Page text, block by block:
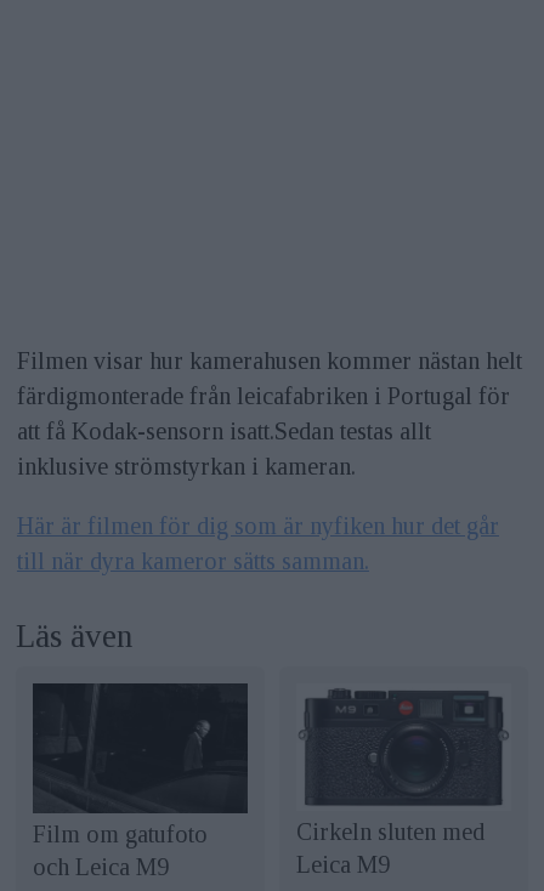
Filmen visar hur kamerahusen kommer nästan helt
färdigmonterade från leicafabriken i Portugal för
att få Kodak-sensorn isatt.Sedan testas allt
inklusive strömstyrkan i kameran.
Här är filmen för dig som är nyfiken hur det går
till när dyra kameror sätts samman.
Läs även
Film om gatufoto
och Leica M9
Cirkeln sluten med
Leica M9